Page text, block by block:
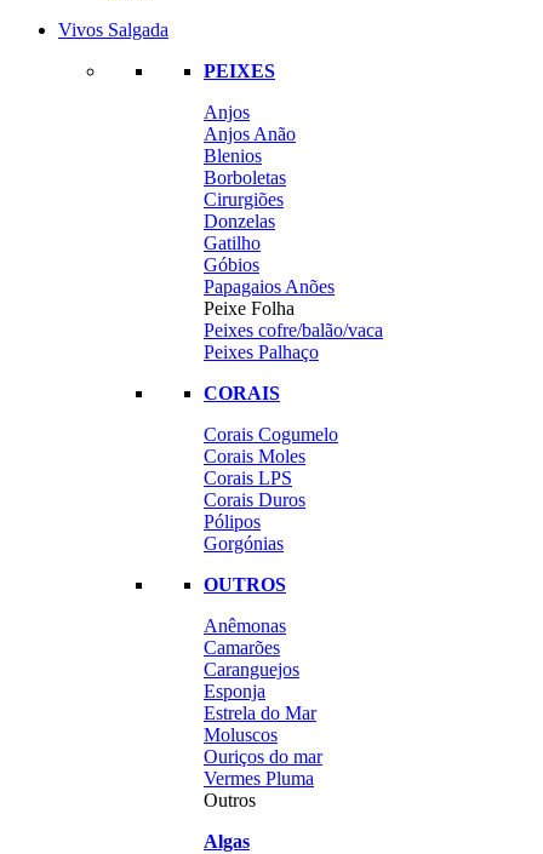
Vivos Salgada
PEIXES
Anjos
Anjos Anão
Blenios
Borboletas
Cirurgiões
Donzelas
Gatilho
Góbios
Papagaios Anões
Peixe Folha
Peixes cofre/balão/vaca
Peixes Palhaço
CORAIS
Corais Cogumelo
Corais Moles
Corais LPS
Corais Duros
Pólipos
Gorgónias
OUTROS
Anêmonas
Camarões
Caranguejos
Esponja
Estrela do Mar
Moluscos
Ouriços do mar
Vermes Pluma
Outros
Algas